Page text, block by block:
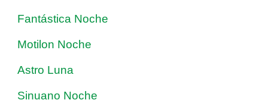
Fantástica Noche
Motilon Noche
Astro Luna
Sinuano Noche